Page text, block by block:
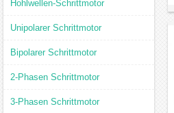
Hohlwellen-Schrittmotor
Unipolarer Schrittmotor
Bipolarer Schrittmotor
2-Phasen Schrittmotor
3-Phasen Schrittmotor